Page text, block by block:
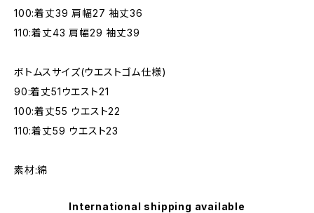
100:着丈39 肩幅27 袖丈36
110:着丈43 肩幅29 袖丈39
ボトムスサイズ(ウエストゴム仕様)
90:着丈51ウエスト21
100:着丈55 ウエスト22
110:着丈59 ウエスト23
素材:綿
International shipping available